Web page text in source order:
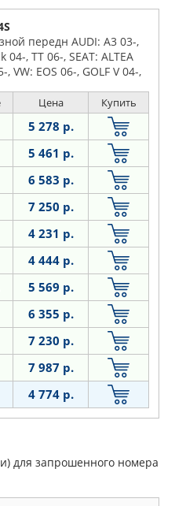
передн AUDI: A3 03-,
04-, TT 06-, SEAT: ALTEA
, VW: EOS 06-, GOLF V 04-,
Цена Купить
5 278 р.
5 461 р.
6 583 р.
7 250 р.
4 231 р.
4 444 р.
5 569 р.
6 355 р.
7 230 р.
7 987 р.
4 774 р.
для запрошенного номера